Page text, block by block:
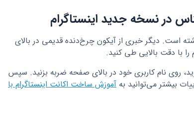
در نسخه جدید اینستاگرام
سال ۱۴۰۵ تغییرات زیادی داشته است. دیگر خبری از آیکون چرخ‌دنده قدیمی در بالای
با دقت بالایی طی کنید.
روی نام کاربری خود در بالای صفحه ضربه بزنید. سپس
آموزش ساخت اکانت اینستاگرام با